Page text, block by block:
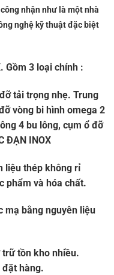
nhận như là một nhà
nghệ kỹ thuật đặc biệt
Gồm 3 loại chính :
tải trọng nhẹ. Trung
vòng bi hình omega 2
4 bu lông, cụm ổ đỡ
ĐẠN INOX
liệu thép không rỉ
phẩm và hóa chất.
mạ bằng nguyên liệu
trữ tồn kho nhiều.
đặt hàng.